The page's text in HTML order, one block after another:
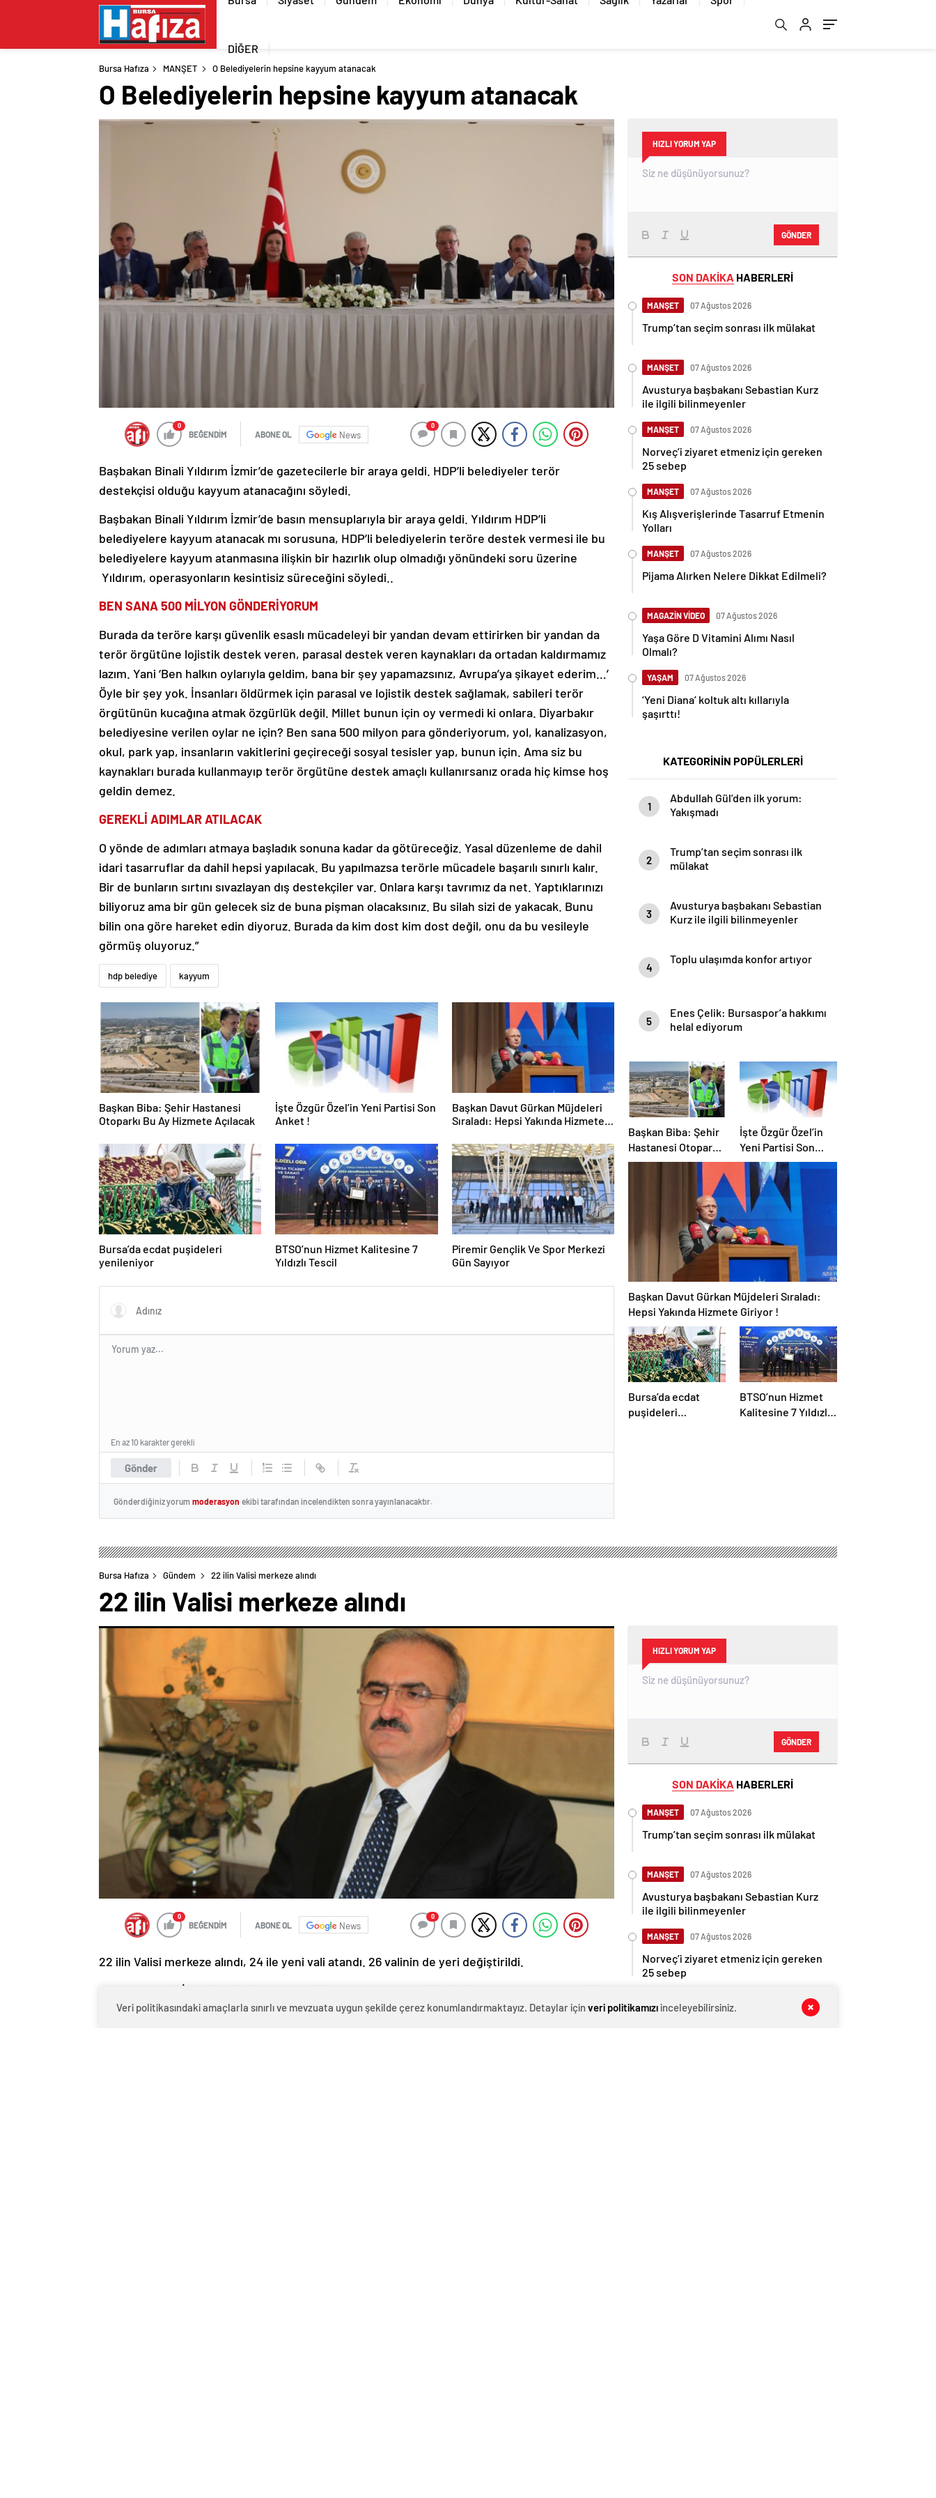
DİĞER
Bursa Hafıza MANŞET O Belediyelerin hepsine kayyum atanacak
O Belediyelerin hepsine kayyum atanacak
0
BEĞENDİM ABONE OL News
0
Başbakan Binali Yıldırım İzmir’de gazetecilerle bir araya geldi. HDP’li belediyeler terör
destekçisi olduğu kayyum atanacağını söyledi.
Başbakan Binali Yıldırım İzmir’de basın mensuplarıyla bir araya geldi. Yıldırım HDP’li
belediyelere kayyum atanacak mı sorusuna, HDP’li belediyelerin teröre destek vermesi ile bu
belediyelere kayyum atanmasına ilişkin bir hazırlık olup olmadığı yönündeki soru üzerine
Yıldırım, operasyonların kesintisiz süreceğini söyledi..
BEN SANA 500 MİLYON GÖNDERİYORUM
Burada da teröre karşı güvenlik esaslı mücadeleyi bir yandan devam ettirirken bir yandan da
terör örgütüne lojistik destek veren, parasal destek veren kaynakları da ortadan kaldırmamız
lazım. Yani ‘Ben halkın oylarıyla geldim, bana bir şey yapamazsınız, Avrupa’ya şikayet ederim…’
Öyle bir şey yok. İnsanları öldürmek için parasal ve lojistik destek sağlamak, sabileri terör
örgütünün kucağına atmak özgürlük değil. Millet bunun için oy vermedi ki onlara. Diyarbakır
belediyesine verilen oylar ne için? Ben sana 500 milyon para gönderiyorum, yol, kanalizasyon,
okul, park yap, insanların vakitlerini geçireceği sosyal tesisler yap, bunun için. Ama siz bu
kaynakları burada kullanmayıp terör örgütüne destek amaçlı kullanırsanız orada hiç kimse hoş
geldin demez.
GEREKLİ ADIMLAR ATILACAK
O yönde de adımları atmaya başladık sonuna kadar da götüreceğiz. Yasal düzenleme de dahil
idari tasarruflar da dahil hepsi yapılacak. Bu yapılmazsa terörle mücadele başarılı sınırlı kalır.
Bir de bunların sırtını sıvazlayan dış destekçiler var. Onlara karşı tavrımız da net. Yaptıklarınızı
biliyoruz ama bir gün gelecek siz de buna pişman olacaksınız. Bu silah sizi de yakacak. Bunu
bilin ona göre hareket edin diyoruz. Burada da kim dost kim dost değil, onu da bu vesileyle
görmüş oluyoruz.”
hdp belediye kayyum
Başkan Biba: Şehir Hastanesi
Otoparkı Bu Ay Hizmete Açılacak
İşte Özgür Özel’in Yeni Partisi Son
Anket !
Başkan Davut Gürkan Müjdeleri
Sıraladı: Hepsi Yakında Hizmete
Bursa’da ecdat puşideleri
yenileniyor
BTSO’nun Hizmet Kalitesine 7
Yıldızlı Tescil
Piremir Gençlik Ve Spor Merkezi
Gün Sayıyor
Gönder
En az 10 karakter gerekli
Gönderdiğiniz yorum moderasyon ekibi tarafından incelendikten sonra yayınlanacaktır.
HIZLI YORUM YAP
GÖNDER
SON DAKİKA HABERLERİ
MANŞET 07 Ağustos 2026
Trump’tan seçim sonrası ilk mülakat
MANŞET 07 Ağustos 2026
Avusturya başbakanı Sebastian Kurz
ile ilgili bilinmeyenler
MANŞET 07 Ağustos 2026
Norveç’i ziyaret etmeniz için gereken
25 sebep
MANŞET 07 Ağustos 2026
Kış Alışverişlerinde Tasarruf Etmenin
Yolları
MANŞET 07 Ağustos 2026
Pijama Alırken Nelere Dikkat Edilmeli?
MAGAZİN VİDEO 07 Ağustos 2026
Yaşa Göre D Vitamini Alımı Nasıl
Olmalı?
YAŞAM 07 Ağustos 2026
‘Yeni Diana’ koltuk altı kıllarıyla
şaşırttı!
KATEGORİNİN POPÜLERLERİ
1
Abdullah Gül’den ilk yorum:
Yakışmadı
2
Trump’tan seçim sonrası ilk
mülakat
3
Avusturya başbakanı Sebastian
Kurz ile ilgili bilinmeyenler
4
Toplu ulaşımda konfor artıyor
5
Enes Çelik: Bursaspor’a hakkımı
helal ediyorum
Başkan Biba: Şehir
Hastanesi Otoparkı
Bu Ay Hizmete
İşte Özgür Özel’in
Yeni Partisi Son
Anket !
Başkan Davut Gürkan Müjdeleri Sıraladı:
Hepsi Yakında Hizmete Giriyor !
Bursa’da ecdat
puşideleri
BTSO’nun Hizmet
Kalitesine 7 Yıldızlı
Bursa Hafıza Gündem 22 ilin Valisi merkeze alındı
22 ilin Valisi merkeze alındı
0
BEĞENDİM ABONE OL News
0
22 ilin Valisi merkeze alındı, 24 ile yeni vali atandı. 26 valinin de yeri değiştirildi.
Şanlıurfa Valisi İzzettin Küçük Bursa Valisi olurken, Bursa Valisi Münir Karaloğlu Antalya Valisi
oldu.
HIZLI YORUM YAP
GÖNDER
SON DAKİKA HABERLERİ
MANŞET 07 Ağustos 2026
Trump’tan seçim sonrası ilk mülakat
MANŞET 07 Ağustos 2026
Avusturya başbakanı Sebastian Kurz
ile ilgili bilinmeyenler
MANŞET 07 Ağustos 2026
Norveç’i ziyaret etmeniz için gereken
25 sebep
Kış Alışverişlerinde Tasarruf Etmenin
Veri politikasındaki amaçlarla sınırlı ve mevzuata uygun şekilde çerez konumlandırmaktayız. Detaylar için veri politikamızıinceleyebilirsiniz.